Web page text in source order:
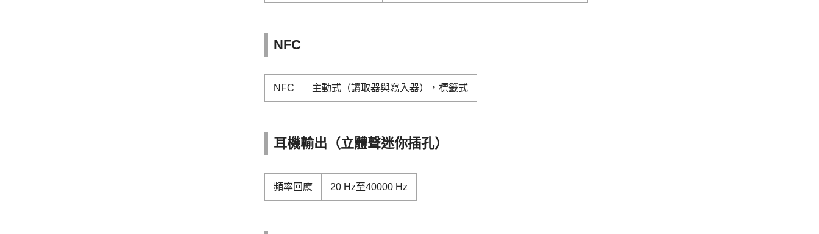
NFC
NFC 主動式（讀取器與寫入器），標籤式
耳機輸出（立體聲迷你插孔）
頻率回應 20 Hz至40000 Hz